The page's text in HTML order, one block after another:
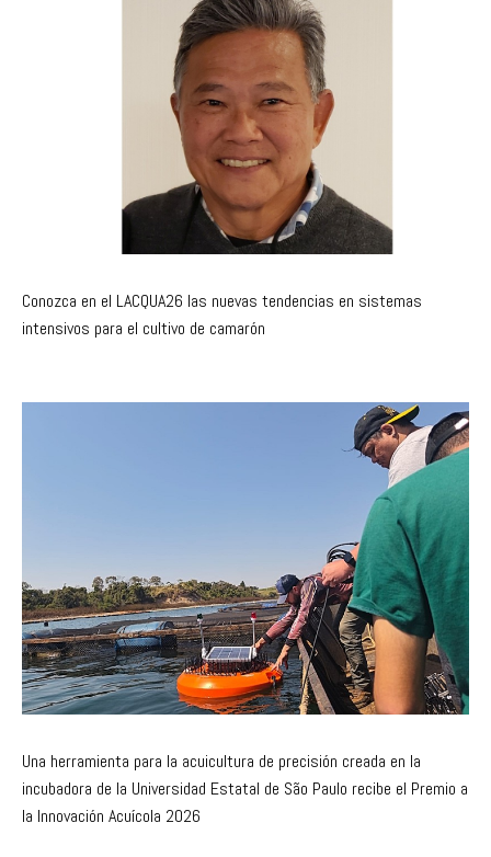
Conozca en el LACQUA26 las nuevas tendencias en sistemas
intensivos para el cultivo de camarón
Una herramienta para la acuicultura de precisión creada en la
incubadora de la Universidad Estatal de São Paulo recibe el Premio a
la Innovación Acuícola 2026